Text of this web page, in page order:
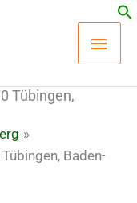
Tübingen,
Baden-